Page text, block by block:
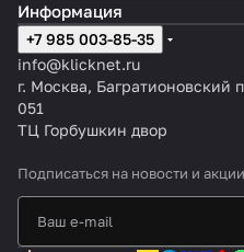
Информация
+7 985 003-85-35
info@klicknet.ru
г. Москва, Багратионовский
051
ТЦ Горбушкин двор
Подписаться на новости и акции